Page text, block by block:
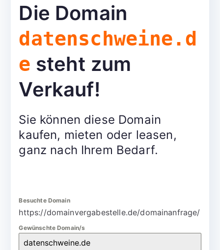
Die Domain
datenschweine.d
e steht zum
Verkauf!
Sie können diese Domain
kaufen, mieten oder leasen,
ganz nach Ihrem Bedarf.
Besuchte Domain
https://domainvergabestelle.de/domainanfrage/
Gewünschte Domain/s